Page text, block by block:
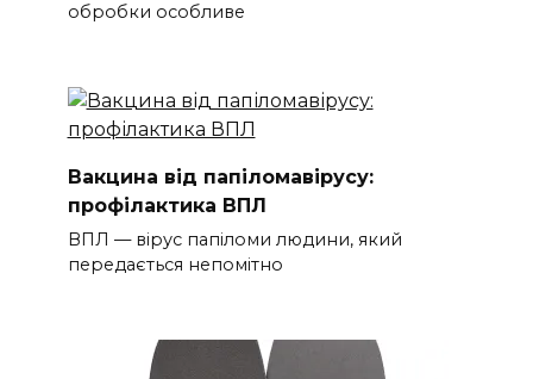
обробки особливе
Вакцина від папіломавірусу:
профілактика ВПЛ
ВПЛ — вірус папіломи людини, який
передається непомітно